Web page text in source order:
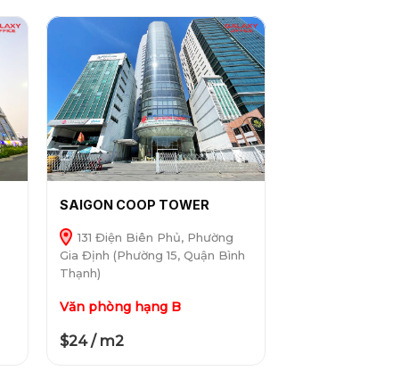
SAIGON COOP TOWER
131 Điện Biên Phủ, Phường
Gia Định (Phường 15, Quận Bình
Thạnh)
Văn phòng hạng B
$24 / m2